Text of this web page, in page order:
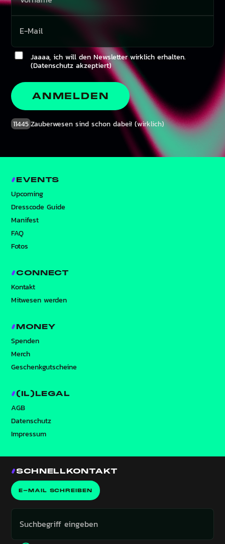
Jaaaa, ich will den Newsletter wirklich erhalten.
(Datenschutz akzeptiert)
ANMELDEN
11445 Zauberwesen sind schon dabei! (wirklich)
EVENTS
Upcoming
Dresscode Guide
Manifest
FAQ
Fotos
CONNECT
Kontakt
Mitwesen werden
MONEY
Spenden
Merch
Geschenkgutscheine
(IL)LEGAL
AGB
Datenschutz
Impressum
SCHNELLKONTAKT
E-MAIL SCHREIBEN